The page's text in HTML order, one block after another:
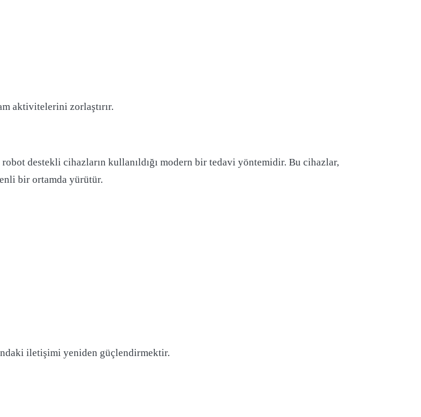
aktivitelerini zorlaştırır.
destekli cihazların kullanıldığı modern bir tedavi yöntemidir. Bu cihazlar,
bir ortamda yürütür.
iletişimi yeniden güçlendirmektir.